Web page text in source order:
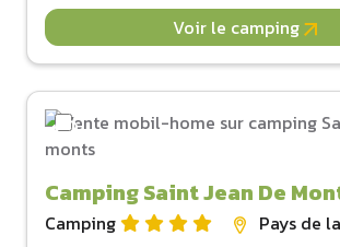
Voir le camping
Camping Saint Jean De
Camping
Pays de